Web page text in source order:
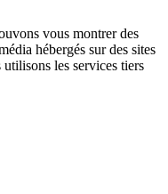
vous montrer des
hébergés sur des sites
les services tiers